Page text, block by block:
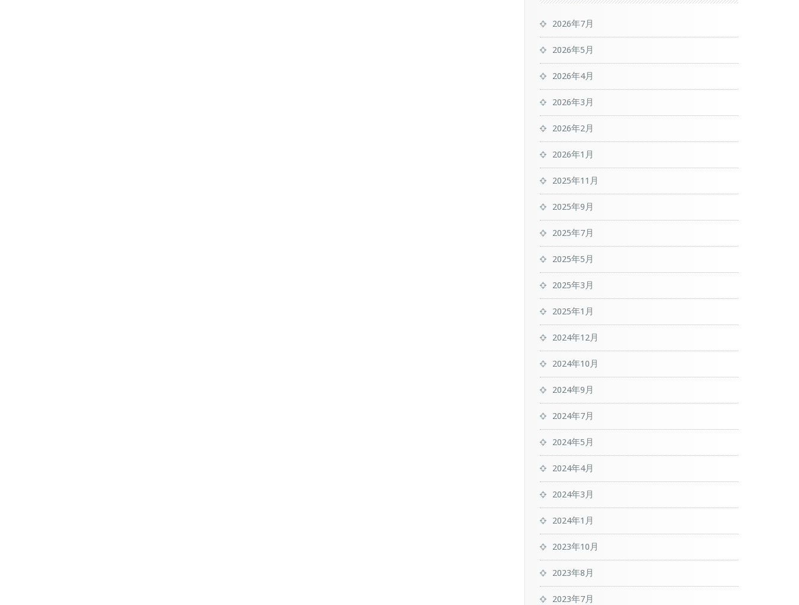
2026年7月
2026年5月
2026年4月
2026年3月
2026年2月
2026年1月
2025年11月
2025年9月
2025年7月
2025年5月
2025年3月
2025年1月
2024年12月
2024年10月
2024年9月
2024年7月
2024年5月
2024年4月
2024年3月
2024年1月
2023年10月
2023年8月
2023年7月